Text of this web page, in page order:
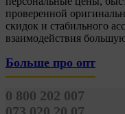
проверенной
скидок и стабильного
взаимодействия
Больше про опт
0 800 202 007